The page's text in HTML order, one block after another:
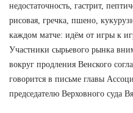
недостаточность, гастрит,
рисовая, гречка, пшено,
каждом матче: идём от игры к
Участники сырьевого рынка
вокруг продления Венского
говорится в письме главы
председателю Верховного суда